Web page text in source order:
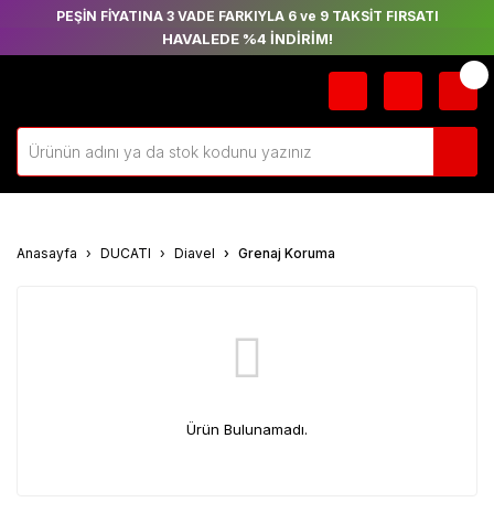
PEŞİN FİYATINA 3 VADE FARKIYLA 6 ve 9 TAKSİT FIRSATI
HAVALEDE %4 İNDİRİM!
Anasayfa DUCATI Diavel Grenaj Koruma
Ürün Bulunamadı.